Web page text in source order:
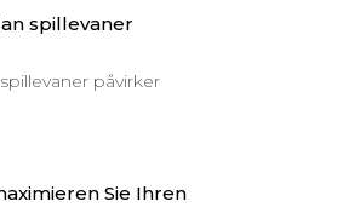
spillevaner
påvirker
Sie Ihren